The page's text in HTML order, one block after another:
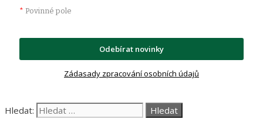
* Povinné pole
Odebírat novinky
Zádasady zpracování osobních údajů
Hledat: